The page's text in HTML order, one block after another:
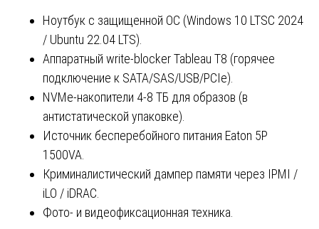
Ноутбук с защищенной ОС (Windows 10 LTSC 2024
/ Ubuntu 22.04 LTS).
Аппаратный write-blocker Tableau T8 (горячее
подключение к SATA/SAS/USB/PCIe).
NVMe-накопители 4-8 ТБ для образов (в
антистатической упаковке).
Источник бесперебойного питания Eaton 5P
1500VA.
Криминалистический дампер памяти через IPMI /
iLO / iDRAC.
Фото- и видеофиксационная техника.